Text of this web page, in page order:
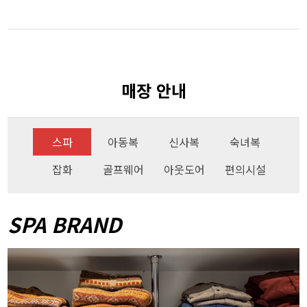
매장 안내
스파 아동복 신사복
숙녀복
잡화
골프웨어 아웃도어 편의시설
SPA BRAND